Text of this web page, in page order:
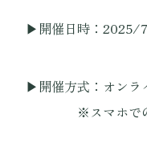
▶開催日時：
▶開催方式：オンラ
※スマホでの参